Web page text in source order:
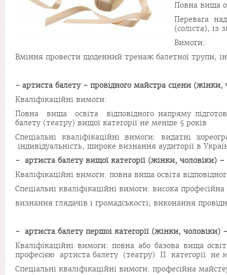
Повна вища
Перевага
(соліста), із
Вимоги:
Вміння провести щоденний тренаж балетної трупи,
- артиста балету - провідного майстра сцени (жінки,
Кваліфікаційні вимоги:
Повна вища освіта відповідного напряму
балету (театру) вищої категорії не менше 5 років
Спеціальні кваліфікаційні вимоги: видатні
індивідуальність, широке визнання аудиторії в
- артиста балету вищої категорії (жінки, чоловіки) –
Кваліфікаційні вимоги: повна вища освіта
Спеціальні кваліфікаційні вимоги: висока
визнання глядачів і громадськості; виконання
- артиста балету першоі категорії (жінки, чоловіки)
Кваліфікаційні вимоги: повна або базова вища
професією артиста балету (театру) II категорії не
Спеціальні кваліфікаційні вимоги: професійна